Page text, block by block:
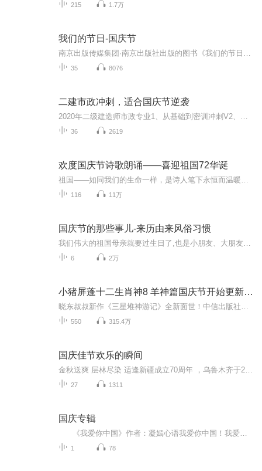
215 1.7万
我们的节日-国庆节
35 8076
二建市政冲刺，适合国庆节逆袭
36 2619
欢度国庆节诗歌朗诵——喜迎祖国72华诞
116 11万
国庆节的那些事儿-来历由来风俗习惯
6 2万
小猪屏蓬十二生肖神8 羊神篇国庆节开始更新啦！
550 315.4万
国庆佳节欢乐的瞬间
27 1311
国庆专辑
1 78